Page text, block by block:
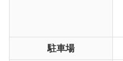
駐車場